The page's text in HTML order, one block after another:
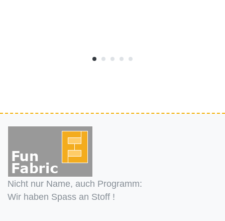
Nicht nur Name, auch Programm:
Wir haben Spass an Stoff !